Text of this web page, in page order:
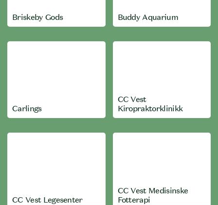
Briskeby Gods Buddy Aquarium
Carlings
CC Vest
Kiropraktorklinikk
CC Vest Legesenter
CC Vest Medisinske
Fotterapi